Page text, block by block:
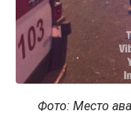
Фото: Место